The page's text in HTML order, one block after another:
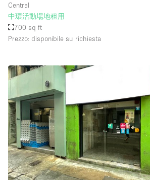
Central
中環活動場地租用
700 sq ft
Prezzo: disponibile su richiesta